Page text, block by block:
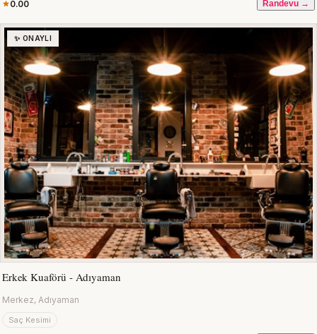
0.00 Randevu →
✨ ONAYLI
Erkek Kuaförü - Adıyaman
Merkez, Adıyaman
Saç Kesimi